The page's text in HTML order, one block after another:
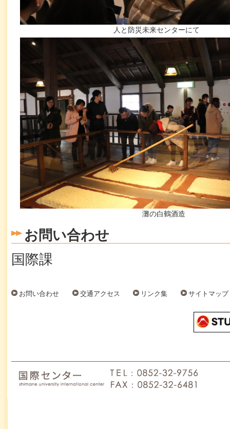
人と防災未来センターにて
灘の白鶴酒造
お問い合わせ
国際課
お問い合わせ 交通アクセス リンク集 サイトマップ